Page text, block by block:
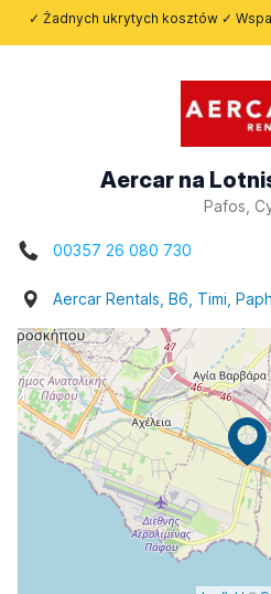
✓ Żadnych ukrytych kosztów ✓
Aercar na
Pafos,
00357 26 080 730
Aercar Rentals, B6, Timi,